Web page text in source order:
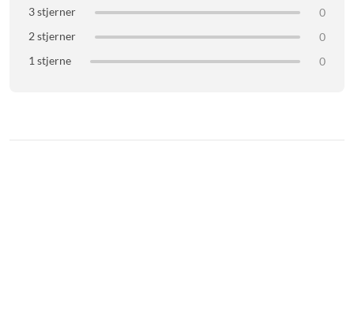
3 stjerner
0
2 stjerner
0
1 stjerne
0